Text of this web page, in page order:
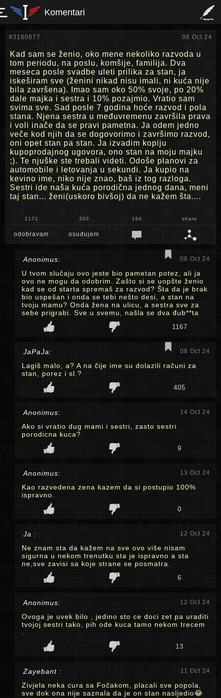
Komentari
#3180677 08 Oct 24
Kad sam se ženio, oko mene nekoliko razvoda u
tom periodu, na poslu, komšije, familija. Dva
meseca posle svadbe uleti prilika za stan, ja
iskeširam sve (ženini nikad nisu imali, ni kuća nije
bila završena). Imao sam oko 50% svoje, po 20%
dale majka i sestra i 10% pozajmio. Vratio sam
svima sve. Sad posle 7 godina hoće razvod i pola
stana. Njena sestra u međuvremenu završila prava
i voli inače da se pravi pametna. Ja odem jedno
veče kod njih da se dogovorimo i završimo razvod,
oni opet stan pa stan. Ja izvadim kopiju
kupoprodajnog ugovora, ono stan na moju majku
;). Te njuške ste trebali videti. Odoše planovi za
automobile i letovanja u sekundi. Ja kupio na
kevino ime, niko nije znao, baš iz tog razloga.
Sestri ide naša kuća porodična jednog dana, meni
taj stan... ženi(uskoro bivšoj) da ne kažem šta....
2171 300 194 share
odobravam osuđujem
Anonimus: 08 Oct 24
U tvom slučaju ovo jeste bio pametan potez, ali ja
ovo ne mogu da odobrim. Zašto si se uopšte ženio
kad se od starta spremaš za razvod? Šta da je brak
bio uspešan i onda se tebi nešto desi, a stan na
tvoju mamu? Onda žena na ulicu, a sestra sve za
sebe prigrabi. Sve u svemu, našla se dva đub**ta
1167
JaPaJa: 08 Oct 24
Lagiš malo, a? A na čije ime su dolazili računi za
stan, porez i sl.?
405
Anonimus: 14 Oct 24
Ako si vratio dug mami i sestri, zasto sestri
porodicna kuca?
9
Anonimus: 13 Oct 24
Kao razvedena zena kazem da si postupio 100%
ispravno.
0
Ja : 12 Oct 24
Ne znam sta da kažem na sve ovo više nisam
sigurna u nekom trenutku sta je ispravno a sta
ne,sve zavisi sa koje strane se posmatra.
6
Anonimus: 12 Oct 24
Ovoga je uvek bilo , jedino sto ce doci zet pa uraditi
tvojoj sestri tako, pih ode kuca tamo nekom trecem
13
Zayebant : 11 Oct 24
Zivjela neka cura sa Fočakom, placali sve popola,
sve dok ona nije saznala da je on stan nasljedio😂